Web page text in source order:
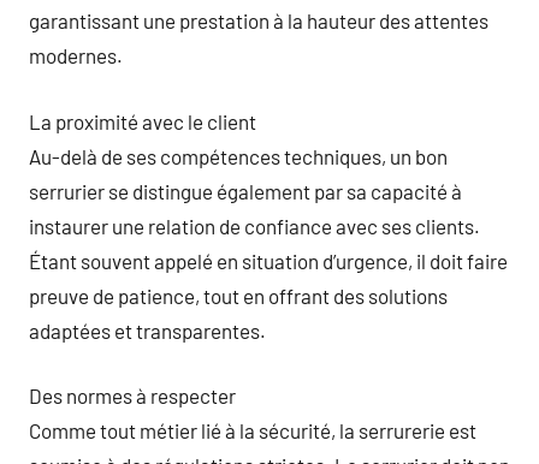
garantissant une prestation à la hauteur des attentes
modernes.
La proximité avec le client
Au-delà de ses compétences techniques, un bon
serrurier se distingue également par sa capacité à
instaurer une relation de confiance avec ses clients.
Étant souvent appelé en situation d’urgence, il doit faire
preuve de patience, tout en offrant des solutions
adaptées et transparentes.
Des normes à respecter
Comme tout métier lié à la sécurité, la serrurerie est